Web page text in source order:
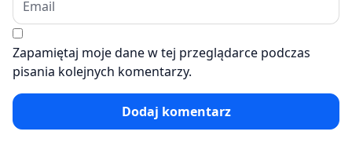
Zapamiętaj moje dane w tej przeglądarce podczas
pisania kolejnych komentarzy.
Dodaj komentarz